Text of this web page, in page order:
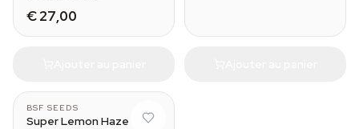
€ 27,00
BSF SEEDS
Super Lemon Haze